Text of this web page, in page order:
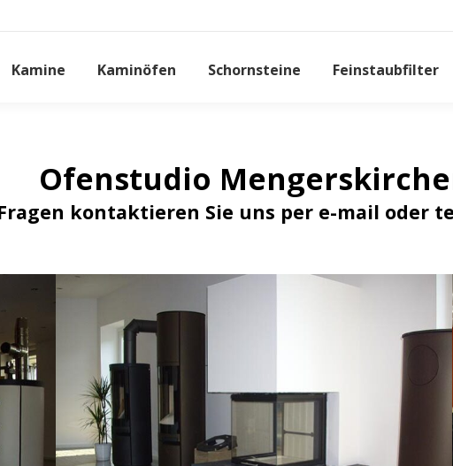
Kamine Kaminöfen Schornsteine Feinstaubfilter
Ofenstudio
kontaktieren Sie uns per e-mail oder